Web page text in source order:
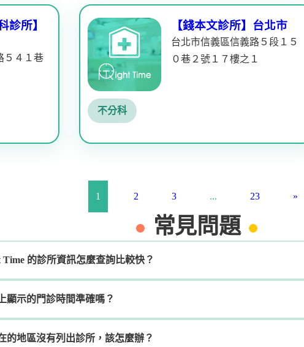
診所】
５４１巷
【錢本文診所】台北市
台北市信義區信義路５段１５
０巷２號１７樓之１
不分科
1 2 3 ... 23 »
常見問題
Time 的診所資訊怎麼查詢比較快？
顯示的門診時間準確嗎？
的地區沒有列出診所，該怎麼辦？